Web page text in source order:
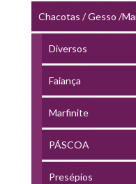
Chacotas / Gesso /
Diversos
Faiança
Marfinite
PÁSCOA
Presépios